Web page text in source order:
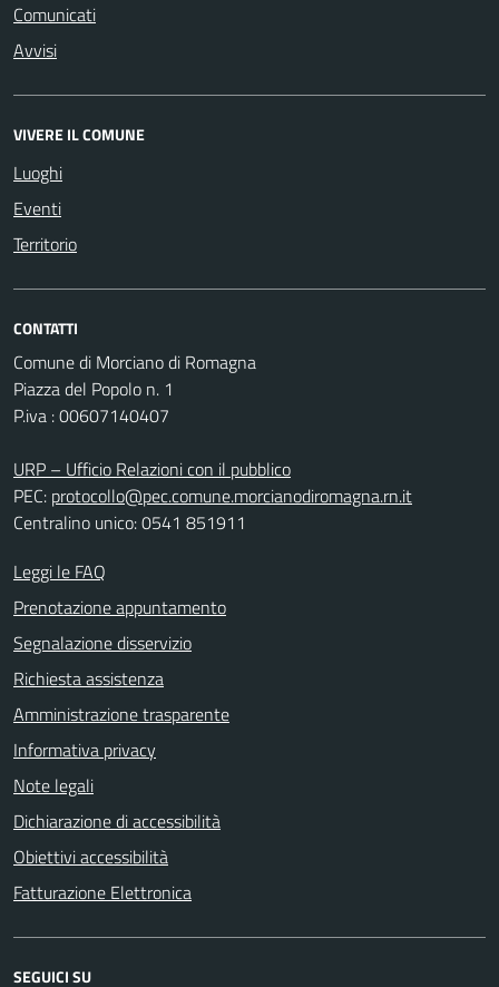
Comunicati
Avvisi
VIVERE IL COMUNE
Luoghi
Eventi
Territorio
CONTATTI
Comune di Morciano di Romagna
Piazza del Popolo n. 1
P.iva : 00607140407
URP – Ufficio Relazioni con il pubblico
PEC: protocollo@pec.comune.morcianodiromagna.rn.it
Centralino unico: 0541 851911
Leggi le FAQ
Prenotazione appuntamento
Segnalazione disservizio
Richiesta assistenza
Amministrazione trasparente
Informativa privacy
Note legali
Dichiarazione di accessibilità
Obiettivi accessibilità
Fatturazione Elettronica
SEGUICI SU